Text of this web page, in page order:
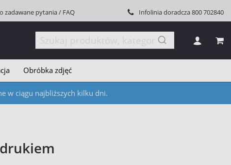
zadawane pytania / FAQ Infolinia doradcza800 702840
Obróbka zdjęć
w ciągu najbliższych kilku dni.